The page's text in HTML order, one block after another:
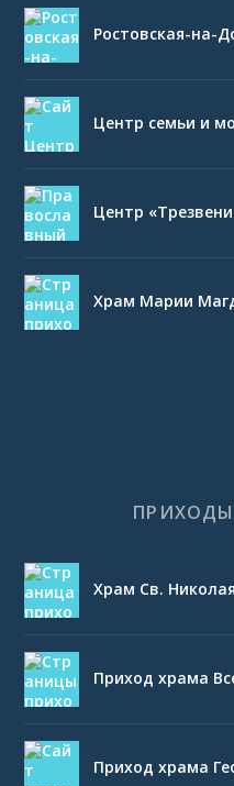
Ростовская-на-
Центр семьи и
Центр
Храм Марии
Храм Св.
Приход храма
Приход храма